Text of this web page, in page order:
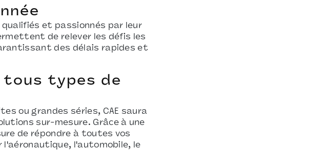
qualifiés et passionnés par leur
de relever les défis les
des délais rapides et
tous types de
ou grandes séries, CAE saura
sur-mesure. Grâce à une
de répondre à toutes vos
l'aéronautique, l'automobile, le